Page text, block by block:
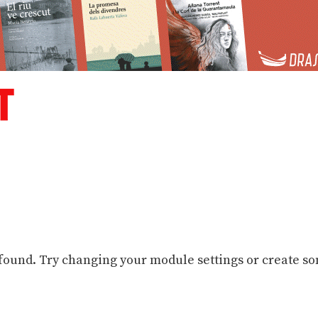
Try changing your module settings or create